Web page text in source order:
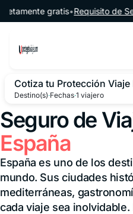
Saltar al contenido
gratis•Requisito de Seguro
Cotiza tu Protección Viaje
Destino(s)·Fechas·1 viajero
Seguro de
España
España es uno de los
mundo. Sus ciudades
mediterráneas,
cada viaje sea